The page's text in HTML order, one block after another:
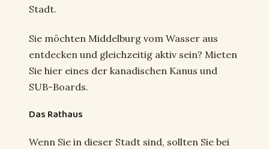
Stadt.
Sie möchten Middelburg vom Wasser aus
entdecken und gleichzeitig aktiv sein? Mieten
Sie hier eines der kanadischen Kanus und
SUB-Boards.
Das Rathaus
Wenn Sie in dieser Stadt sind, sollten Sie bei